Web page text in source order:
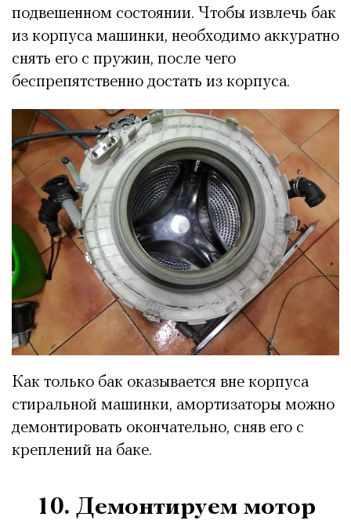
подвешенном состоянии. Чтобы извлечь бак
из корпуса машинки, необходимо аккуратно
снять его с пружин, после чего
беспрепятственно достать из корпуса.
Как только бак оказывается вне корпуса
стиральной машинки, амортизаторы можно
демонтировать окончательно, сняв его с
креплений на баке.
10. Демонтируем мотор